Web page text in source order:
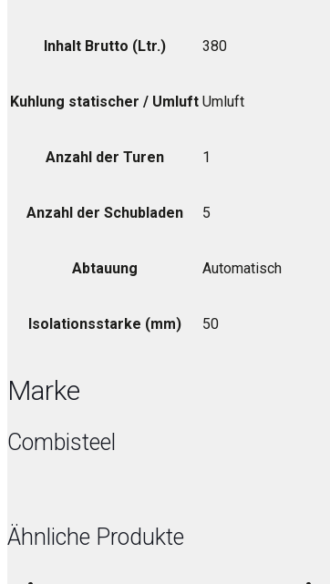
Inhalt Brutto (Ltr.) 380
Kuhlung statischer / Umluft Umluft
Anzahl der Turen 1
Anzahl der Schubladen 5
Abtauung Automatisch
Isolationsstarke (mm) 50
Marke
Combisteel
Ähnliche Produkte